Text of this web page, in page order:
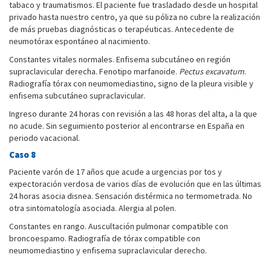
tabaco y traumatismos. El paciente fue trasladado desde un hospital
privado hasta nuestro centro, ya que su póliza no cubre la realización
de más pruebas diagnósticas o terapéuticas. Antecedente de
neumotórax espontáneo al nacimiento.
Constantes vitales normales. Enfisema subcutáneo en región
supraclavicular derecha. Fenotipo marfanoide. Pectus excavatum.
Radiografía tórax con neumomediastino, signo de la pleura visible y
enfisema subcutáneo supraclavicular.
Ingreso durante 24 horas con revisión a las 48 horas del alta, a la que
no acude. Sin seguimiento posterior al encontrarse en España en
periodo vacacional.
Caso 8
Paciente varón de 17 años que acude a urgencias por tos y
expectoración verdosa de varios días de evolución que en las últimas
24 horas asocia disnea. Sensación distérmica no termometrada. No
otra sintomatología asociada. Alergia al polen.
Constantes en rango. Auscultación pulmonar compatible con
broncoespamo. Radiografía de tórax compatible con
neumomediastino y enfisema supraclavicular derecho.